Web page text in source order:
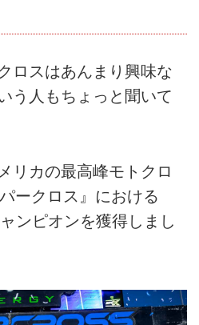
ロスはあんまり興味な
人もちょっと聞いて
リカの最高峰モトクロ
ークロス』における
ンピオンを獲得しまし